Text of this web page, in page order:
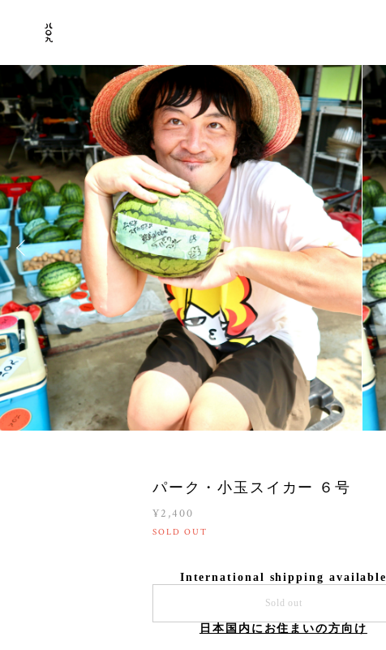
パーク・小玉スイカー ６号
¥2,400
SOLD OUT
International shipping available
Sold out
日本国内にお住まいの方向け